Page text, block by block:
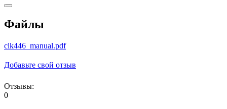
Файлы
clk446_manual.pdf
Добавьте свой отзыв
Отзывы:
0